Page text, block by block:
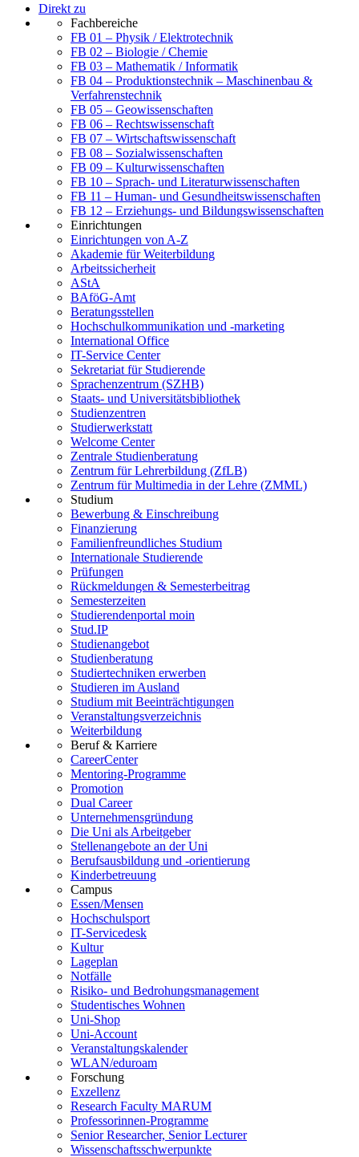
Direkt zu
Fachbereiche
FB 01 – Physik / Elektrotechnik
FB 02 – Biologie / Chemie
FB 03 – Mathematik / Informatik
FB 04 – Produktionstechnik – Maschinenbau &
Verfahrenstechnik
FB 05 – Geowissenschaften
FB 06 – Rechtswissenschaft
FB 07 – Wirtschaftswissenschaft
FB 08 – Sozialwissenschaften
FB 09 – Kulturwissenschaften
FB 10 – Sprach- und Literaturwissenschaften
FB 11 – Human- und Gesundheitswissenschaften
FB 12 – Erziehungs- und Bildungswissenschaften
Einrichtungen
Einrichtungen von A-Z
Akademie für Weiterbildung
Arbeitssicherheit
AStA
BAföG-Amt
Beratungsstellen
Hochschulkommunikation und -marketing
International Office
IT-Service Center
Sekretariat für Studierende
Sprachenzentrum (SZHB)
Staats- und Universitätsbibliothek
Studienzentren
Studierwerkstatt
Welcome Center
Zentrale Studienberatung
Zentrum für Lehrerbildung (ZfLB)
Zentrum für Multimedia in der Lehre (ZMML)
Studium
Bewerbung & Einschreibung
Finanzierung
Familienfreundliches Studium
Internationale Studierende
Prüfungen
Rückmeldungen & Semesterbeitrag
Semesterzeiten
Studierendenportal moin
Stud.IP
Studienangebot
Studienberatung
Studiertechniken erwerben
Studieren im Ausland
Studium mit Beeinträchtigungen
Veranstaltungsverzeichnis
Weiterbildung
Beruf & Karriere
CareerCenter
Mentoring-Programme
Promotion
Dual Career
Unternehmensgründung
Die Uni als Arbeitgeber
Stellenangebote an der Uni
Berufsausbildung und -orientierung
Kinderbetreuung
Campus
Essen/Mensen
Hochschulsport
IT-Servicedesk
Kultur
Lageplan
Notfälle
Risiko- und Bedrohungsmanagement
Studentisches Wohnen
Uni-Shop
Uni-Account
Veranstaltungskalender
WLAN/eduroam
Forschung
Exzellenz
Research Faculty MARUM
Professorinnen-Programme
Senior Researcher, Senior Lecturer
Wissenschaftsschwerpunkte